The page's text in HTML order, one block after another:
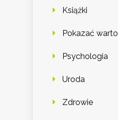
Książki
Pokazać warto
Psychologia
Uroda
Zdrowie